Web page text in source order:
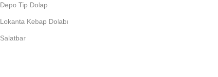
Depo Tip Dolap
Lokanta Kebap Dolabı
Salatbar